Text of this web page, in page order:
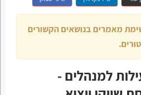
מאמרים בנושאים הקשורים
למנהלים -